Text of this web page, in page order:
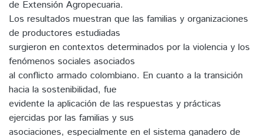
de Extensión Agropecuaria.
Los resultados muestran que las familias y organizaciones
de productores estudiadas
surgieron en contextos determinados por la violencia y los
fenómenos sociales asociados
al conflicto armado colombiano. En cuanto a la transición
hacia la sostenibilidad, fue
evidente la aplicación de las respuestas y prácticas
ejercidas por las familias y sus
asociaciones, especialmente en el sistema ganadero de